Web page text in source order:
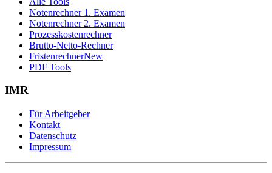
Notenrechner 1. Examen
Notenrechner 2. Examen
Prozesskostenrechner
Brutto-Netto-Rechner
FristenrechnerNew
PDF Tools
IMR
Für Arbeitgeber
Kontakt
Datenschutz
Impressum